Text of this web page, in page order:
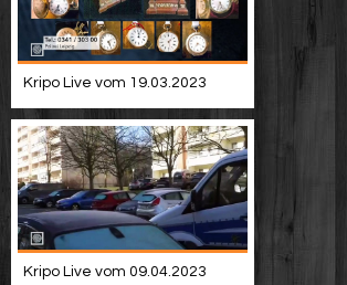
Kripo Live vom 19.03.2023
Kripo Live vom 09.04.2023